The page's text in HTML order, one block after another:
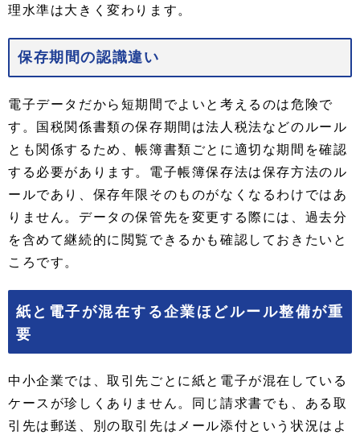
理水準は大きく変わります。
保存期間の認識違い
電子データだから短期間でよいと考えるのは危険で
す。国税関係書類の保存期間は法人税法などのルール
とも関係するため、帳簿書類ごとに適切な期間を確認
する必要があります。電子帳簿保存法は保存方法のル
ールであり、保存年限そのものがなくなるわけではあ
りません。データの保管先を変更する際には、過去分
を含めて継続的に閲覧できるかも確認しておきたいと
ころです。
紙と電子が混在する企業ほどルール整備が重
要
中小企業では、取引先ごとに紙と電子が混在している
ケースが珍しくありません。同じ請求書でも、ある取
引先は郵送、別の取引先はメール添付という状況はよ